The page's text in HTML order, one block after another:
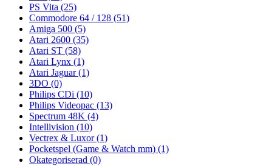
PS Vita (25)
Commodore 64 / 128 (51)
Amiga 500 (5)
Atari 2600 (35)
Atari ST (58)
Atari Lynx (1)
Atari Jaguar(1)
3DO (0)
Philips CDi (10)
Philips Videopac (13)
Spectrum 48K (4)
Intellivision (10)
Vectrex & Luxor(1)
Pocketspel (Game & Watch mm) (1)
Okategoriserad (0)